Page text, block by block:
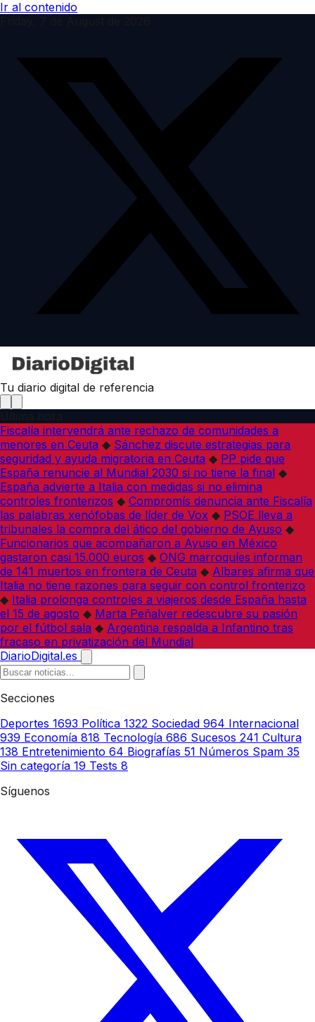
Ir al contenido
Tu diario digital de referencia
Fiscalía intervendrá ante rechazo de comunidades a
menores en Ceuta ◆ Sánchez discute estrategias para
seguridad y ayuda migratoria en Ceuta ◆ PP pide que
España renuncie al Mundial 2030 si no tiene la final ◆
España advierte a Italia con medidas si no elimina
controles fronterizos ◆ Compromís denuncia ante Fiscalía
las palabras xenófobas de líder de Vox ◆ PSOE lleva a
tribunales la compra del ático del gobierno de Ayuso ◆
Funcionarios que acompañaron a Ayuso en México
gastaron casi 15.000 euros ◆ ONG marroquíes informan
de 141 muertos en frontera de Ceuta ◆ Albares afirma que
Italia no tiene razones para seguir con control fronterizo
◆ Italia prolonga controles a viajeros desde España hasta
el 15 de agosto ◆ Marta Peñalver redescubre su pasión
por el fútbol sala ◆ Argentina respalda a Infantino tras
fracaso en privatización del Mundial
DiarioDigital.es
Secciones
Deportes 1693 Política 1322 Sociedad 964 Internacional
939 Economía 818 Tecnología 686 Sucesos 241 Cultura
138 Entretenimiento 64 Biografías 51 Números Spam 35
Sin categoría 19 Tests 8
Síguenos